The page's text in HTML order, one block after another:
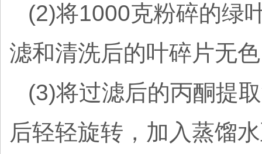
(2)将1000克粉碎的绿
滤和清洗后的叶碎片无
(3)将过滤后的丙酮提
后轻轻旋转，加入蒸馏